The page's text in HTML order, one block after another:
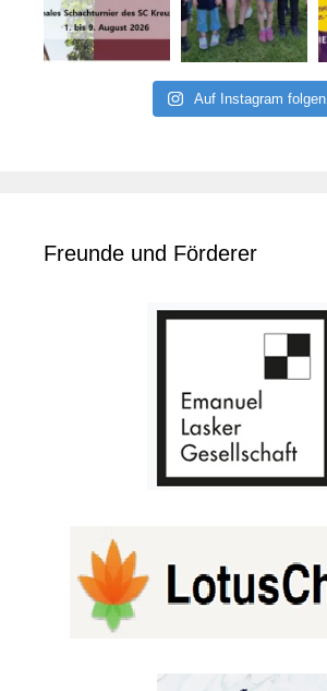
Auf Instagram folgen
Freunde und Förderer